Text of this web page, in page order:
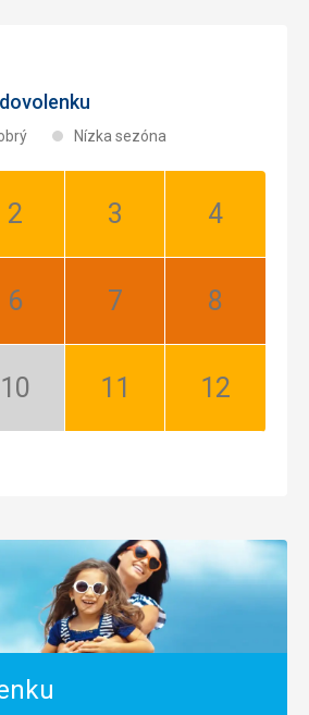
Nízka sezóna
Február:
Marec:
Apríl:
Jún:
Júl:
August:
Október:
November:
December: